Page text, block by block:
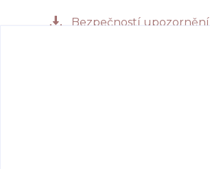
Bezpečností upozornění